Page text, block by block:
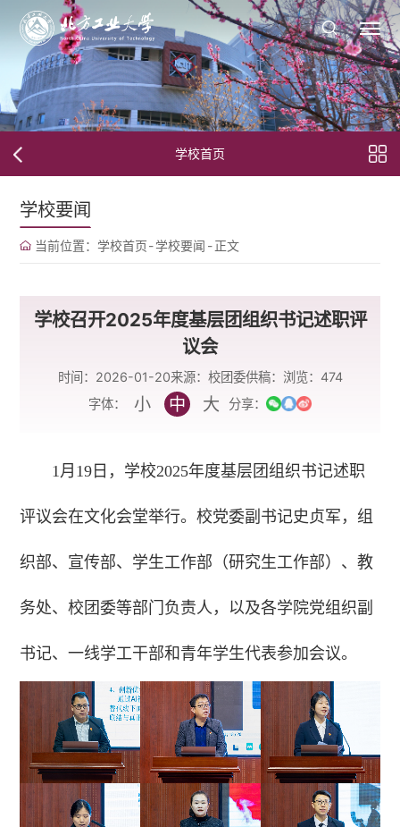
学校首页
学校要闻
当前位置： 学校首页-学校要闻 -正文
学校召开2025年度基层团组织书记述职评
议会
时间：2026-01-20来源：校团委供稿： 浏览： 474
字体：
小 中 大 分享：
1月19日，学校2025年度基层团组织书记述职
评议会在文化会堂举行。校党委副书记史贞军，组
织部、宣传部、学生工作部（研究生工作部）、教
务处、校团委等部门负责人，以及各学院党组织副
书记、一线学工干部和青年学生代表参加会议。